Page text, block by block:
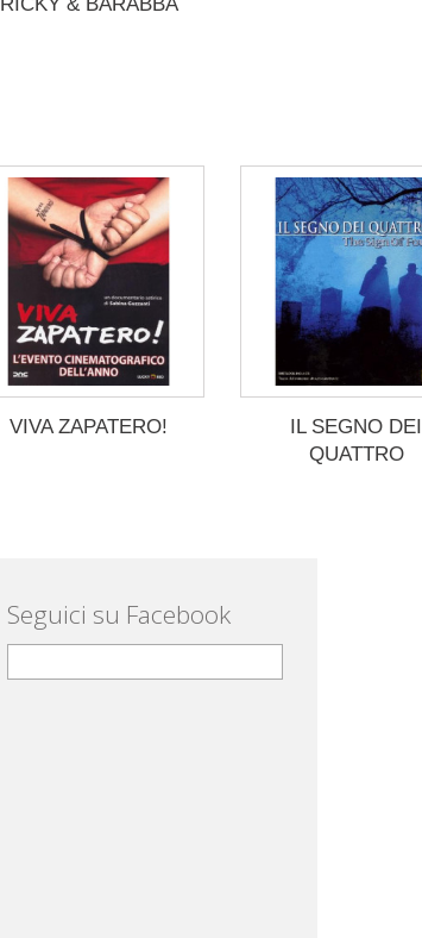
VIVA ZAPATERO!
IL SEGNO DEI
QUATTRO
Seguici su Facebook